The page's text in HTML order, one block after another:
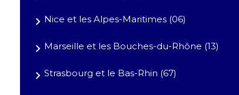
Nice et les Alpes-Maritimes (06)
Marseille et les Bouches-du-Rhône (13)
Strasbourg et le Bas-Rhin (67)